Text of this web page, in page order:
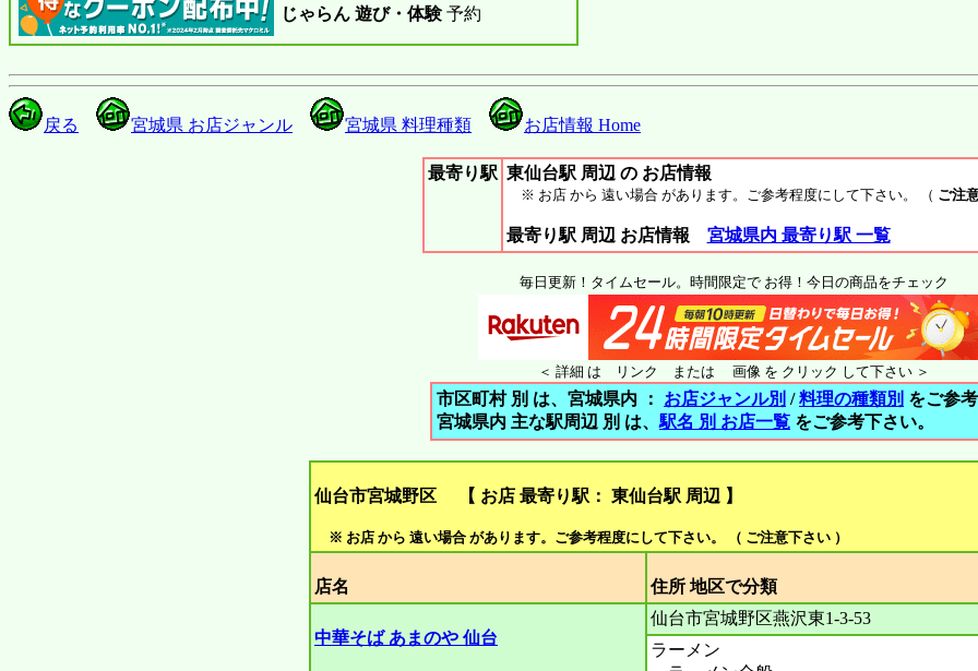
じゃらん 遊び・体験予約
戻る 宮城県 お店ジャンル 宮城県 料理種類 お店情報 Home
最寄り駅 東仙台駅 周辺 の お店情報
※ お店 から 遠い場合 があります。ご参考程度にして下さい。 （ ご注
最寄り駅 周辺 お店情報 宮城県内 最寄り駅 一覧
毎日更新！タイムセール。時間限定で お得！今日の商品をチェック
＜ 詳細 は リンク または 画像 を クリック して下さい ＞
市区町村 別 は、宮城県内 ： お店ジャンル別 /料理の種類別 をご参
宮城県内 主な駅周辺 別 は、駅名 別 お店一覧 をご参考下さい。
仙台市宮城野区 【 お店 最寄り駅： 東仙台駅 周辺 】
※ お店 から 遠い場合 があります。ご参考程度にして下さい。 （ ご注意下さい ）
店名 住所 地区で分
中華そば あまのや 仙台
仙台市宮城野区燕沢東1-3-53
ラーメン